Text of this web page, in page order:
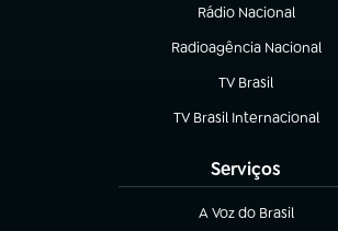
Rádio Nacional
Radioagência Nacional
(abre em nova aba)
TV Brasil
(abre em nova aba)
TV Brasil Internacional
(abre em nova aba)
Serviços
A Voz do Brasil
(abre em nova aba)